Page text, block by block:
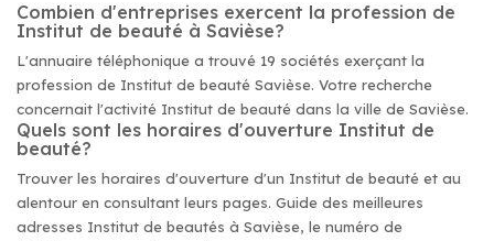
Combien d'entreprises exercent la profession de
Institut de beauté à Savièse?
L'annuaire téléphonique a trouvé 19 sociétés exerçant la
profession de Institut de beauté Savièse. Votre recherche
concernait l'activité Institut de beauté dans la ville de Savièse.
Quels sont les horaires d'ouverture Institut de
beauté?
Trouver les horaires d'ouverture d'un Institut de beauté et au
alentour en consultant leurs pages. Guide des meilleures
adresses Institut de beautés à Savièse, le numéro de